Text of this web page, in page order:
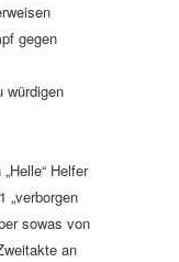
gegen
würdigen
Helfer
„verborgen
sowas von
an